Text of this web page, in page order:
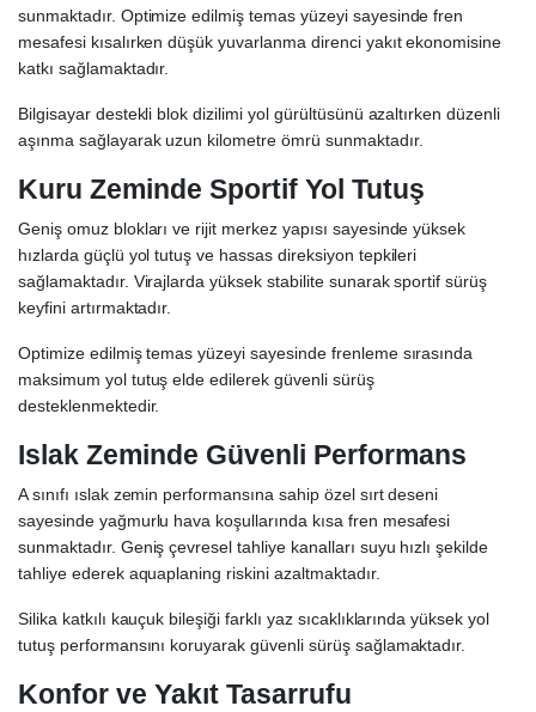
sunmaktadır. Optimize edilmiş temas yüzeyi sayesinde fren
mesafesi kısalırken düşük yuvarlanma direnci yakıt ekonomisine
katkı sağlamaktadır.
Bilgisayar destekli blok dizilimi yol gürültüsünü azaltırken düzenli
aşınma sağlayarak uzun kilometre ömrü sunmaktadır.
Kuru Zeminde Sportif Yol Tutuş
Geniş omuz blokları ve rijit merkez yapısı sayesinde yüksek
hızlarda güçlü yol tutuş ve hassas direksiyon tepkileri
sağlamaktadır. Virajlarda yüksek stabilite sunarak sportif sürüş
keyfini artırmaktadır.
Optimize edilmiş temas yüzeyi sayesinde frenleme sırasında
maksimum yol tutuş elde edilerek güvenli sürüş
desteklenmektedir.
Islak Zeminde Güvenli Performans
A sınıfı ıslak zemin performansına sahip özel sırt deseni
sayesinde yağmurlu hava koşullarında kısa fren mesafesi
sunmaktadır. Geniş çevresel tahliye kanalları suyu hızlı şekilde
tahliye ederek aquaplaning riskini azaltmaktadır.
Silika katkılı kauçuk bileşiği farklı yaz sıcaklıklarında yüksek yol
tutuş performansını koruyarak güvenli sürüş sağlamaktadır.
Konfor ve Yakıt Tasarrufu